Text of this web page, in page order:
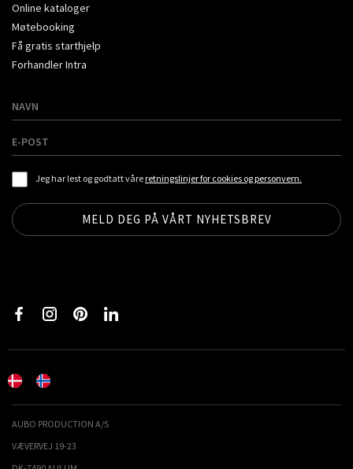
Online kataloger
Møtebooking
Få gratis starthjelp
Forhandler Intra
Jeg har lest og godtatt våreretningslinjer for cookies og personvern.
AUBO PRODUCTION A/S
VÆVERVEJ 19-23